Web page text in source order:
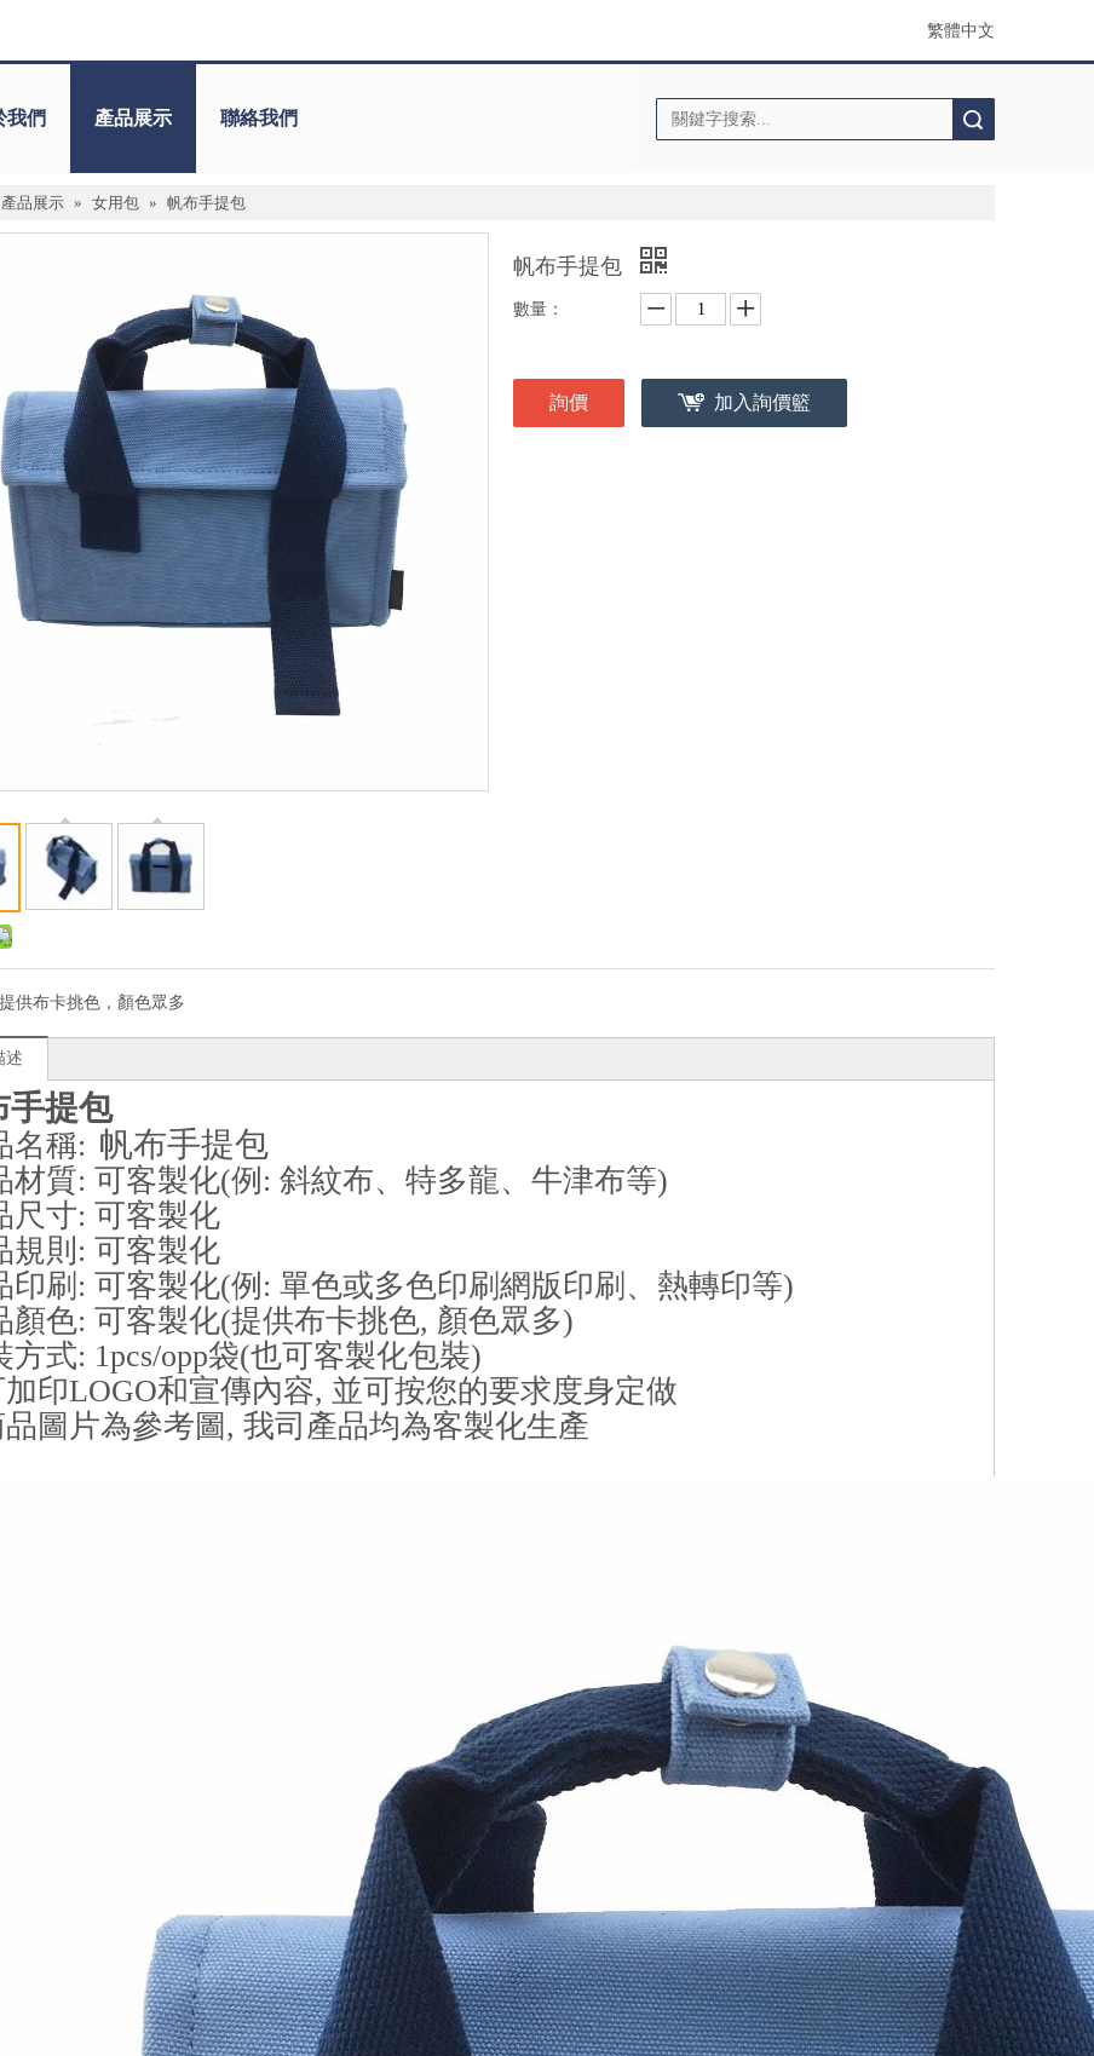
繁體中文
我們 產品展示 聯絡我們
產品展示 » 女用包 » 帆布手提包
帆布手提包
數量：
詢價 加入詢價籃
提供布卡挑色，顏色眾多
述
手提包
名稱: 帆布手提包
材質: 可客製化(例: 斜紋布、特多龍、牛津布等)
尺寸: 可客製化
規則: 可客製化
印刷: 可客製化(例: 單色或多色印刷網版印刷、熱轉印等)
顏色: 可客製化(提供布卡挑色, 顏色眾多)
方式: 1pcs/opp袋(也可客製化包裝)
印LOGO和宣傳內容, 並可按您的要求度身定做
圖片為參考圖, 我司產品均為客製化生產